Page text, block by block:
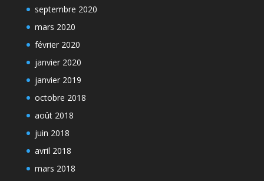
septembre 2020
mars 2020
février 2020
janvier 2020
janvier 2019
octobre 2018
août 2018
juin 2018
avril 2018
mars 2018